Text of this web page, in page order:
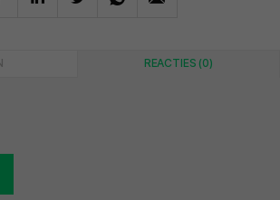
REACTIES (0)